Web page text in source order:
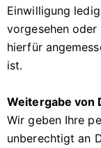
Einwilligung
vorgesehen
hierfür
ist.
Weitergabe von
Wir geben Ihre
unberechtigt an